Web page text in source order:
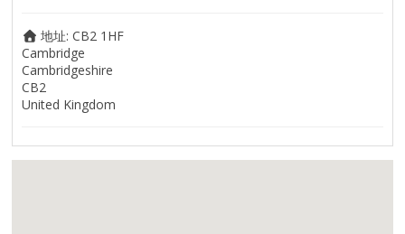
地址: CB2 1HF
Cambridge
Cambridgeshire
CB2
United Kingdom